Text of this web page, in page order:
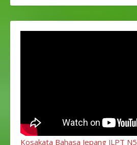
Kosakata Bahasa Jepang JLPT N5